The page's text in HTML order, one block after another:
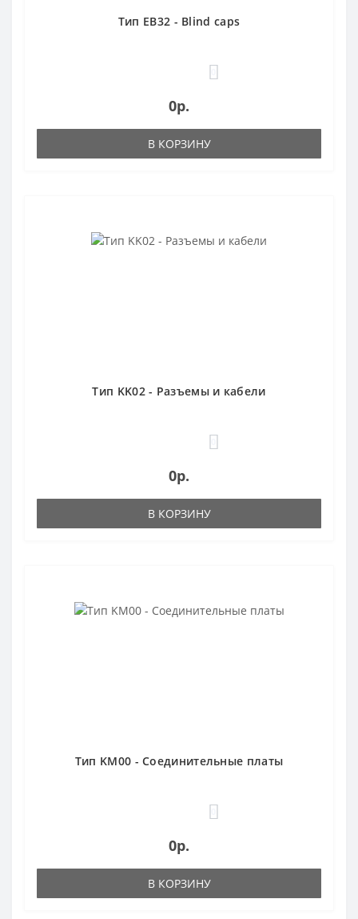
Тип EB32 - Blind caps
0р.
В КОРЗИНУ
Тип KK02 - Разъемы и кабели
0р.
В КОРЗИНУ
Тип KM00 - Соединительные платы
0р.
В КОРЗИНУ